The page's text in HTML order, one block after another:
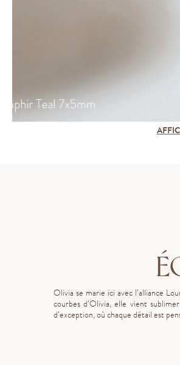
Olivia se marie ici avec l’alliance
courbes d’Olivia, elle vient
d’exception, où chaque détail est